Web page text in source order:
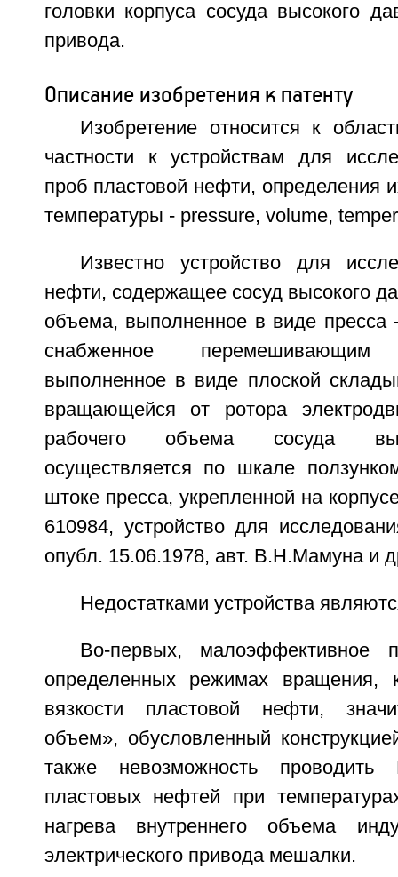
головки корпуса сосуда высокого
привода.
Описание изобретения к патенту
Изобретение относится к
частности к устройствам для
проб пластовой нефти, определения
температуры - pressure, volume,
Известно устройство для
нефти, содержащее сосуд высокого
объема, выполненное в виде пресса
снабженное перемешивающим
выполненное в виде плоской
вращающейся от ротора
рабочего объема сосуда
осуществляется по шкале
штоке пресса, укрепленной на
610984, устройство для
опубл. 15.06.1978, авт. В.Н.Мамуна и
Недостатками устройства
Во-первых, малоэффективное
определенных режимах вращения,
вязкости пластовой нефти,
объем», обусловленный
также невозможность проводить
пластовых нефтей при
нагрева внутреннего объема
электрического привода мешалки.